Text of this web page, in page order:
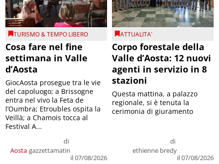
TURISMO & TEMPO LIBERO
Cosa fare nel fine
settimana in Valle
d’Aosta
Aosta
di
gazzettamatin
il 07/08/2026
GiocAosta prosegue tra le vie
del capoluogo; a Brissogne
entra nel vivo la Feta de
l’Oumbra; Etroubles ospita la
Veillà; a Chamois tocca al
Festival A...
ATTUALITA'
Corpo forestale della
Valle d’Aosta: 12 nuovi
agenti in servizio in 8
stazioni
di
ethienne bredy
il 07/08/2026
Questa mattina, a palazzo
regionale, si è tenuta la
cerimonia di giuramento